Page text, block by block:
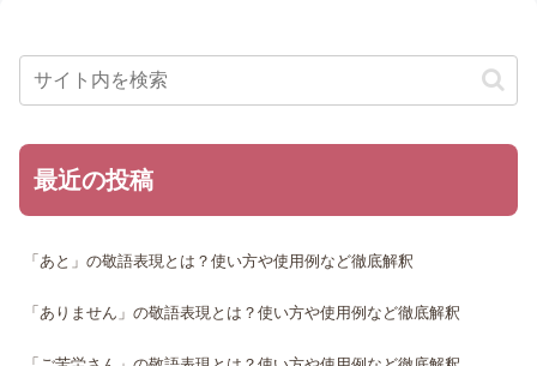
最近の投稿
「あと」の敬語表現とは？使い方や使用例など徹底解釈
「ありません」の敬語表現とは？使い方や使用例など徹底解釈